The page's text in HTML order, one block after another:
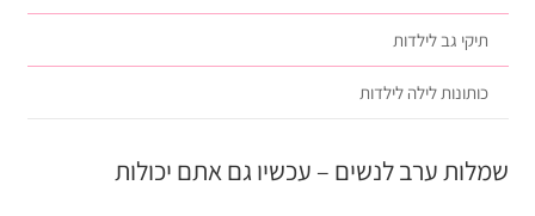
תיקי גב לילדות
כותונות לילה לילדות
שמלות ערב לנשים – עכשיו גם אתם יכולות